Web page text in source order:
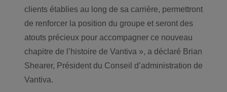
clients établies au long de sa carrière, permettront
de renforcer la position du groupe et seront des
atouts précieux pour accompagner ce nouveau
chapitre de l’histoire de Vantiva », a déclaré Brian
Shearer, Président du Conseil d’administration de
Vantiva.